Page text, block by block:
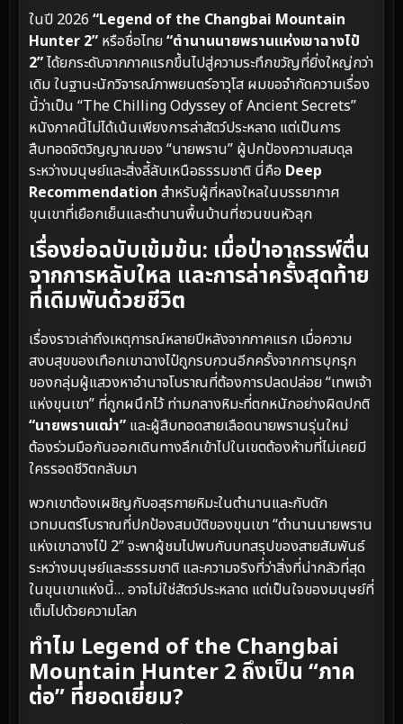
ในปี 2026 “Legend of the Changbai Mountain
Hunter 2” หรือชื่อไทย“ตำนานนายพรานแห่งเขาฉางไป๋
2”ได้ยกระดับจากภาคแรกขึ้นไปสู่ความระทึกขวัญที่ยิ่งใหญ่กว่า
เดิม ในฐานะนักวิจารณ์ภาพยนตร์อาวุโส ผมขอจำกัดความเรื่อง
นี้ว่าเป็น “The Chilling Odyssey of Ancient Secrets”
หนังภาคนี้ไม่ได้เน้นเพียงการล่าสัตว์ประหลาด แต่เป็นการ
สืบทอดจิตวิญญาณของ “นายพราน” ผู้ปกป้องความสมดุล
ระหว่างมนุษย์และสิ่งลี้ลับเหนือธรรมชาติ นี่คือ Deep
Recommendation สำหรับผู้ที่หลงใหลในบรรยากาศ
ขุนเขาที่เยือกเย็นและตำนานพื้นบ้านที่ชวนขนหัวลุก
เรื่องย่อฉบับเข้มข้น: เมื่อป่าอาถรรพ์ตื่น
จากการหลับใหล และการล่าครั้งสุดท้าย
ที่เดิมพันด้วยชีวิต
เรื่องราวเล่าถึงเหตุการณ์หลายปีหลังจากภาคแรก เมื่อความ
สงบสุขของเทือกเขาฉางไป๋ถูกรบกวนอีกครั้งจากการบุกรุก
ของกลุ่มผู้แสวงหาอำนาจโบราณที่ต้องการปลดปล่อย “เทพเจ้า
แห่งขุนเขา” ที่ถูกผนึกไว้ ท่ามกลางหิมะที่ตกหนักอย่างผิดปกติ
“นายพรานเฒ่า” และผู้สืบทอดสายเลือดนายพรานรุ่นใหม่
ต้องร่วมมือกันออกเดินทางลึกเข้าไปในเขตต้องห้ามที่ไม่เคยมี
ใครรอดชีวิตกลับมา
พวกเขาต้องเผชิญกับอสุรกายหิมะในตำนานและกับดัก
เวทมนตร์โบราณที่ปกป้องสมบัติของขุนเขา “ตำนานนายพราน
แห่งเขาฉางไป๋ 2” จะพาผู้ชมไปพบกับบทสรุปของสายสัมพันธ์
ระหว่างมนุษย์และธรรมชาติ และความจริงที่ว่าสิ่งที่น่ากลัวที่สุด
ในขุนเขาแห่งนี้… อาจไม่ใช่สัตว์ประหลาด แต่เป็นใจของมนุษย์ที่
เต็มไปด้วยความโลภ
ทำไม Legend of the Changbai
Mountain Hunter 2 ถึงเป็น “ภาค
ต่อ” ที่ยอดเยี่ยม?